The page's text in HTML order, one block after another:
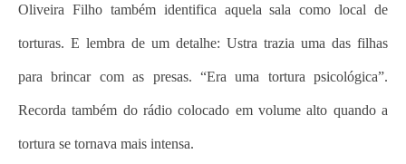
Oliveira Filho também identifica aquela sala como local de
torturas. E lembra de um detalhe: Ustra trazia uma das filhas
para brincar com as presas. “Era uma tortura psicológica”.
Recorda também do rádio colocado em volume alto quando a
tortura se tornava mais intensa.